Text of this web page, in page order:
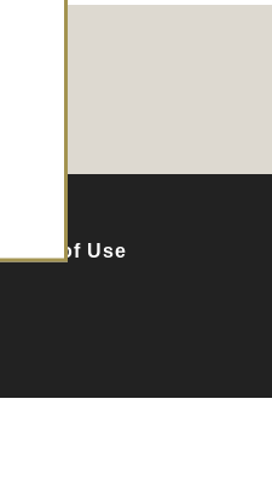
Terms of Use